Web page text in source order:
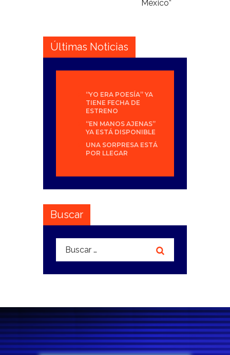
México”
Últimas Noticias
“YO ERA POESÍA” YA
TIENE FECHA DE
ESTRENO
“EN MANOS AJENAS”
YA ESTÁ DISPONIBLE
UNA SORPRESA ESTÁ
POR LLEGAR
Buscar
Buscar: